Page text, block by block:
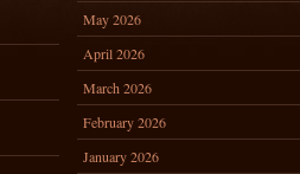
May 2026
April 2026
March 2026
February 2026
January 2026